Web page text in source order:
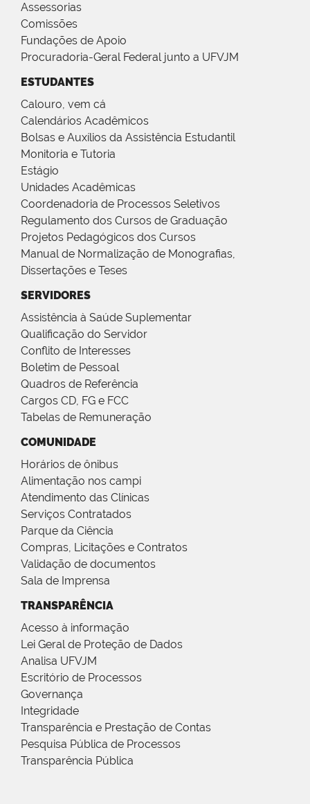
Assessorias
Comissões
Fundações de Apoio
Procuradoria-Geral Federal junto a UFVJM
ESTUDANTES
Calouro, vem cá
Calendários Acadêmicos
Bolsas e Auxílios da Assistência Estudantil
Monitoria e Tutoria
Estágio
Unidades Acadêmicas
Coordenadoria de Processos Seletivos
Regulamento dos Cursos de Graduação
Projetos Pedagógicos dos Cursos
Manual de Normalização de Monografias,
Dissertações e Teses
SERVIDORES
Assistência à Saúde Suplementar
Qualificação do Servidor
Conflito de Interesses
Boletim de Pessoal
Quadros de Referência
Cargos CD, FG e FCC
Tabelas de Remuneração
COMUNIDADE
Horários de ônibus
Alimentação nos campi
Atendimento das Clínicas
Serviços Contratados
Parque da Ciência
Compras, Licitações e Contratos
Validação de documentos
Sala de Imprensa
TRANSPARÊNCIA
Acesso à informação
Lei Geral de Proteção de Dados
Analisa UFVJM
Escritório de Processos
Governança
Integridade
Transparência e Prestação de Contas
Pesquisa Pública de Processos
Transparência Pública